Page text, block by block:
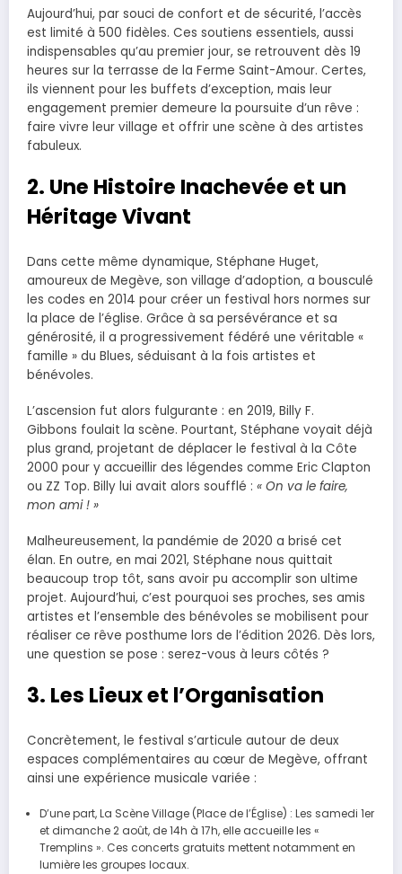
Aujourd’hui, par souci de confort et de sécurité, l’accès
est limité à 500 fidèles. Ces soutiens essentiels, aussi
indispensables qu’au premier jour, se retrouvent dès 19
heures sur la terrasse de la Ferme Saint-Amour. Certes,
ils viennent pour les buffets d’exception, mais leur
engagement premier demeure la poursuite d’un rêve :
faire vivre leur village et offrir une scène à des artistes
fabuleux.
2. Une Histoire Inachevée et un
Héritage Vivant
Dans cette même dynamique, Stéphane Huget,
amoureux de Megève, son village d’adoption, a bousculé
les codes en 2014 pour créer un festival hors normes sur
la place de l’église. Grâce à sa persévérance et sa
générosité, il a progressivement fédéré une véritable «
famille » du Blues, séduisant à la fois artistes et
bénévoles.
L’ascension fut alors fulgurante : en 2019, Billy F.
Gibbons foulait la scène. Pourtant, Stéphane voyait déjà
plus grand, projetant de déplacer le festival à la Côte
2000 pour y accueillir des légendes comme Eric Clapton
ou ZZ Top. Billy lui avait alors soufflé : « On va le faire,
mon ami ! »
Malheureusement, la pandémie de 2020 a brisé cet
élan. En outre, en mai 2021, Stéphane nous quittait
beaucoup trop tôt, sans avoir pu accomplir son ultime
projet. Aujourd’hui, c’est pourquoi ses proches, ses amis
artistes et l’ensemble des bénévoles se mobilisent pour
réaliser ce rêve posthume lors de l’édition 2026. Dès lors,
une question se pose : serez-vous à leurs côtés ?
3. Les Lieux et l’Organisation
Concrètement, le festival s’articule autour de deux
espaces complémentaires au cœur de Megève, offrant
ainsi une expérience musicale variée :
D’une part, La Scène Village (Place de l’Église) : Les samedi 1er
et dimanche 2 août, de 14h à 17h, elle accueille les «
Tremplins ». Ces concerts gratuits mettent notamment en
lumière les groupes locaux.